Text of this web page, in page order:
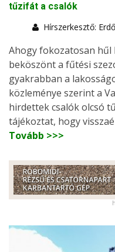
tűzifát a csalók
Hírszerkesztő:
Ahogy fokozatosan hűl
beköszönt a fűtési
gyakrabban a
közleménye szerint a
hirdettek csalók olcsó
tájékoztat, hogy
Tovább >>>